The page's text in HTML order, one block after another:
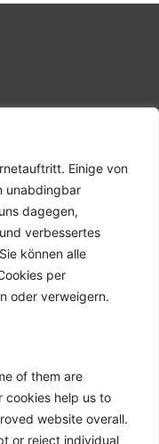
Einige von
unabdingbar
dagegen,
verbessertes
können alle
per
oder verweigern.
of them are
cookies help us to
website overall.
or reject individual